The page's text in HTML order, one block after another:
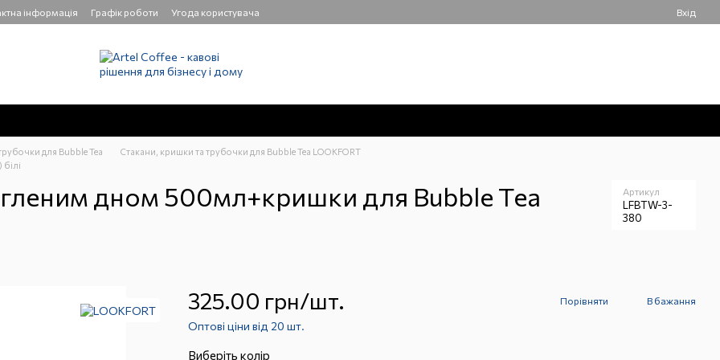
інформація Графік роботи Угода користувача Вхід
для Bubble Tea
Стакани, кришки та трубочки для Bubble Tea LOOKFORT
дном 500мл+кришки для Bubble Tea
Артикул
LFBTW-3-
380
325.00 грн/шт. Порівняти В бажання
Оптові ціни від 20 шт.
Виберіть колір